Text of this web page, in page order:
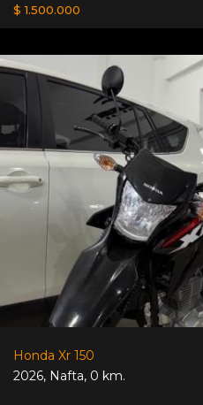
$ 1.500.000
Honda Xr 150
2026, Nafta, 0 km.